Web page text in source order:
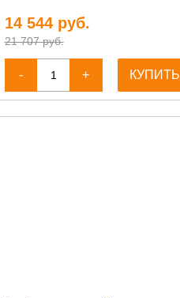
14 544руб.
21 707 руб.
- + КУПИТЬ